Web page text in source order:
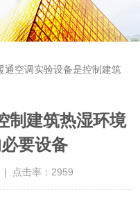
通空调实验设备是控制建筑
制建筑热湿环境
要设备
| 点击率：2959